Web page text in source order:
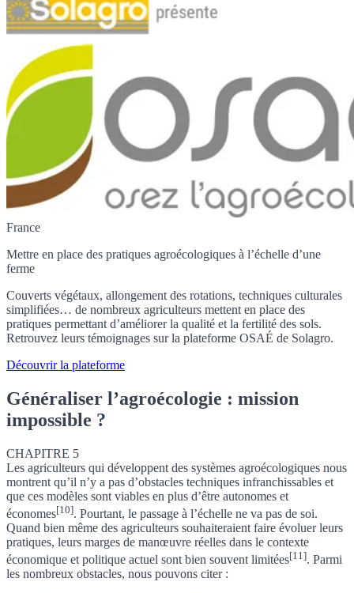
France
Mettre en place des pratiques agroécologiques à l’échelle d’une
ferme
Couverts végétaux, allongement des rotations, techniques culturales
simplifiées… de nombreux agriculteurs mettent en place des
pratiques permettant d’améliorer la qualité et la fertilité des sols.
Retrouvez leurs témoignages sur la plateforme OSAÉ de Solagro.
Découvrir la plateforme
Généraliser l’agroécologie : mission
impossible ?
CHAPITRE 5
Les agriculteurs qui développent des systèmes agroécologiques nous
montrent qu’il n’y a pas d’obstacles techniques infranchissables et
que ces modèles sont viables en plus d’être autonomes et
économes[10]. Pourtant, le passage à l’échelle ne va pas de soi.
Quand bien même des agriculteurs souhaiteraient faire évoluer leurs
pratiques, leurs marges de manœuvre réelles dans le contexte
économique et politique actuel sont bien souvent limitées[11]. Parmi
les nombreux obstacles, nous pouvons citer :